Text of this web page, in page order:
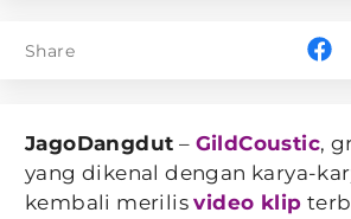
Share
JagoDangdut – GildCoustic,
yang dikenal dengan karya-
kembali merilisvideo klip